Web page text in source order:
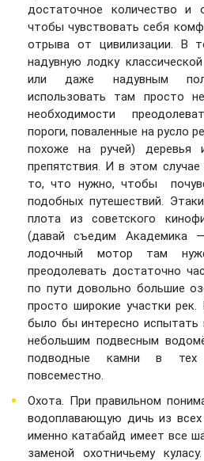
достаточное количество и
чтобы чувствовать себя
отрыва от цивилизации. В
надувную лодку
или даже надувным
использовать там просто
необходимости
пороги, поваленные на русло
похоже на ручей) деревья
препятствия. И в этом
то, что нужно, чтобы
подобных путешествий.
плота из советского
(давай съедим Академика
лодочный мотор там
преодолевать достаточно
по пути довольно большие
просто широкие участки
было бы интересно испытать
небольшим подвесным
подводные камни в тех
повсеместно.
Охота. При правильном
водоплавающую дичь из
именно катабайд имеет все
заменой охотничьему